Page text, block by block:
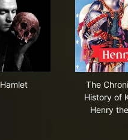
Hamlet
The
History of
Henry